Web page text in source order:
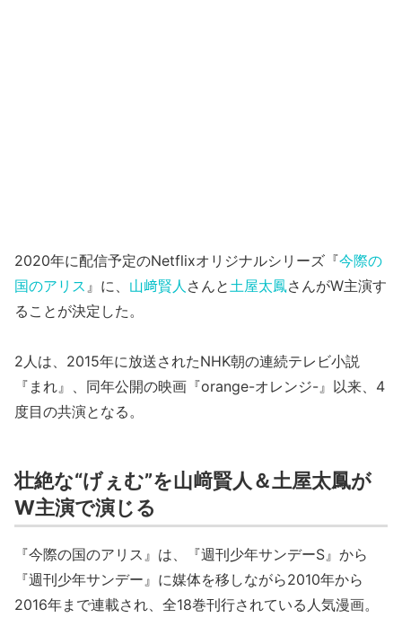
2020年に配信予定のNetflixオリジナルシリーズ『今際の
国のアリス 』に、 山﨑賢人 さんと 土屋太鳳さんがW主演す
ることが決定した。
2人は、2015年に放送されたNHK朝の連続テレビ小説
『まれ』、同年公開の映画『orange-オレンジ-』以来、4
度目の共演となる。
壮絶な“げぇむ”を山﨑賢人＆土屋太鳳が
W主演で演じる
『今際の国のアリス』は、『週刊少年サンデーS』から
『週刊少年サンデー』に媒体を移しながら2010年から
2016年まで連載され、全18巻刊行されている人気漫画。